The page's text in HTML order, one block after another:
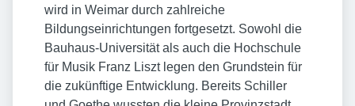
wird in Weimar durch zahlreiche
Bildungseinrichtungen fortgesetzt. Sowohl die
Bauhaus-Universität als auch die Hochschule
für Musik Franz Liszt legen den Grundstein für
die zukünftige Entwicklung. Bereits Schiller